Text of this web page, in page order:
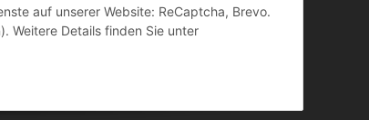
auf unserer Website: ReCaptcha, Brevo.
Weitere Details finden Sie unter